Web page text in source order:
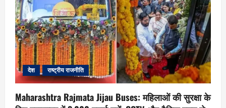
देश राष्ट्रीय राजनीति
Maharashtra Rajmata Jijau Buses: महिलाओं की सुरक्षा के